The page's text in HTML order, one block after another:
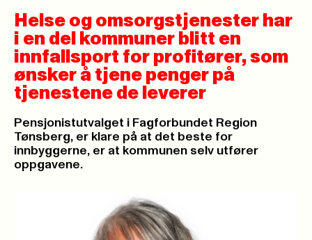
Helse og omsorgstjenester har
i en del kommuner blitt en
innfallsport for profitører, som
ønsker å tjene penger på
tjenestene de leverer
Pensjonistutvalget i Fagforbundet Region
Tønsberg, er klare på at det beste for
innbyggerne, er at kommunen selv utfører
oppgavene.